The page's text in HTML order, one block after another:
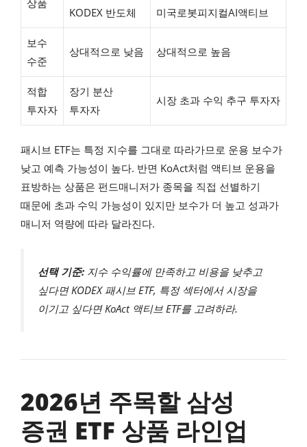
KODEX 반도체
미국로봇피지컬AI액티브
보수
수준
상대적으로 낮음 상대적으로 높음
적합
투자자
장기 분산
투자자
시장 초과 수익 추구 투자자
패시브 ETF는 특정 지수를 그대로 따라가므로 운용 보수가
낮고 예측 가능성이 높다. 반면 KoAct처럼 액티브 운용을
표방하는 상품은 펀드매니저가 종목을 직접 선별하기
때문에 초과 수익 가능성이 있지만 보수가 더 높고 성과가
매니저 역량에 따라 달라진다.
선택 기준: 지수 수익률에 만족하고 비용을 낮추고
싶다면 KODEX 패시브 ETF, 특정 섹터에서 시장을
이기고 싶다면 KoAct 액티브 ETF를 고려하라.
2026년 주목할 삼성
증권 ETF 상품 라인업